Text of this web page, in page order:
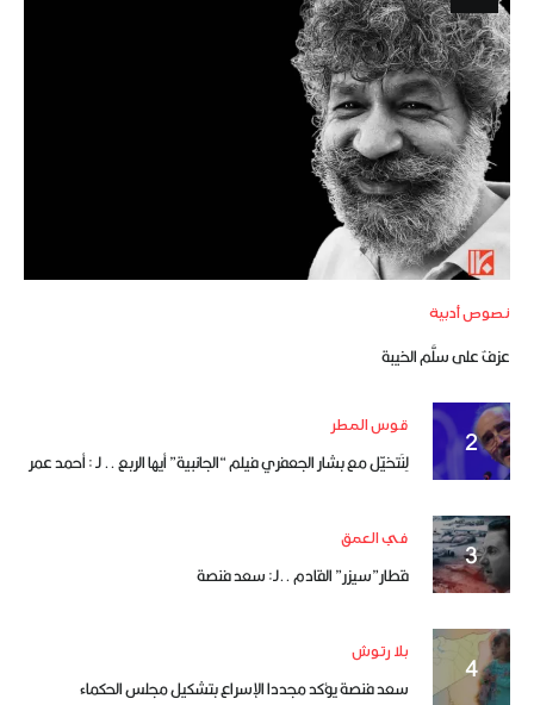
نصوص أدبية
عزفٌ على سلَّم الخيبة
قوس المطر
لِنَتخيّل مع بشار الجعفري فيلم “الجانبية” أيها الربع .. لـ : أحمد عمر
في العمق
قطار”سيزر” القادم ..لـ: سعد فنصة
بلا رتوش
سعد فنصة يؤكد مجددا الإسراع بتشكيل مجلس الحكماء